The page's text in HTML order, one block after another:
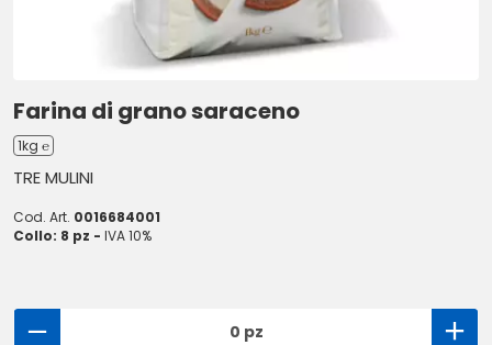
Farina di grano saraceno
1kg ℮
TRE MULINI
Cod. Art. 0016684001
Collo: 8 pz - IVA 10%
0 pz